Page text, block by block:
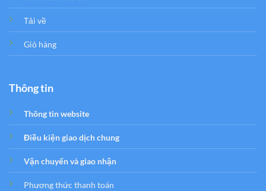
Tải về
Giỏ hàng
Thông tin
Thông tin website
Điều kiện giao dịch chung
Vận chuyển và giao nhận
Phương thức thanh toán